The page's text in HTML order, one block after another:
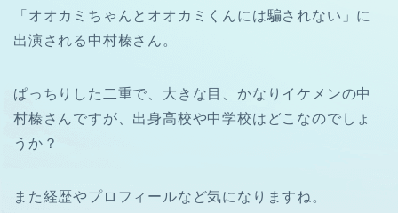
「オオカミちゃんとオオカミくんには騙されない」に
出演される中村榛さん。
ぱっちりした二重で、大きな目、かなりイケメンの中
村榛さんですが、出身高校や中学校はどこなのでしょ
うか？
また経歴やプロフィールなど気になりますね。